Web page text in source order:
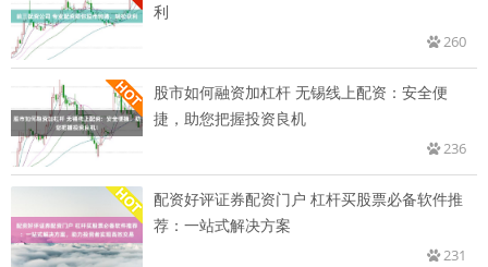
利
260
股市如何融资加杠杆 无锡线上配资：安全便
捷，助您把握投资良机
236
配资好评证券配资门户 杠杆买股票必备软件推
荐：一站式解决方案
231